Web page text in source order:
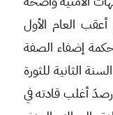
العام الأول
تولت المحكمة إضفاء الصفة
الثانية للثورة
أغلب قادته في